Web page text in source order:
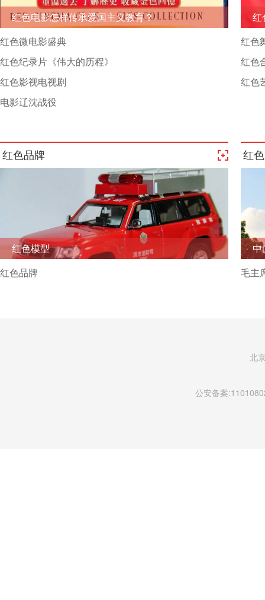
红色电影怎样传承爱国主义教育？
红色微电影盛典
红色纪录片《伟大的历程》
红色影视电视剧
电影辽沈战役
红
红色
红色
红色
红色品牌
红色模型
红色品牌
红
中
毛主
北
公安备案